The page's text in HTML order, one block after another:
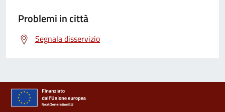
Problemi in città
Segnala disservizio